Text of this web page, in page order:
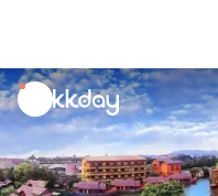
unread
notifications